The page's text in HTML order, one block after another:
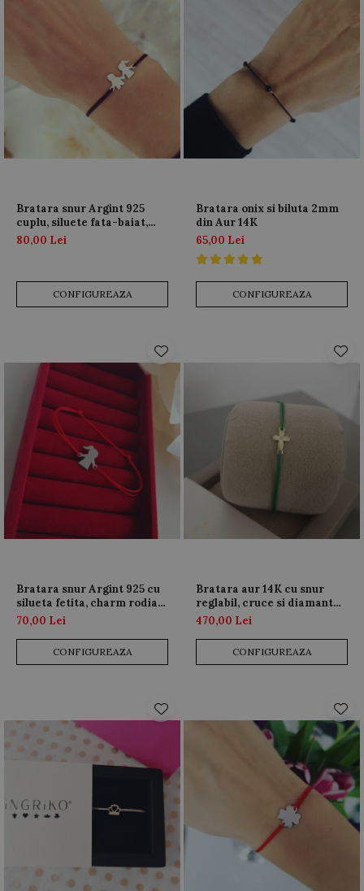
Bratara snur Argint 925
cuplu, siluete fata-baiat,
personalizabila
80,00 Lei
CONFIGUREAZA
Bratara onix si biluta 2mm
din Aur 14K
65,00 Lei
CONFIGUREAZA
Bratara snur Argint 925 cu
silueta fetita, charm rodiat,
personalizabila
70,00 Lei
CONFIGUREAZA
Bratara aur 14K cu snur
reglabil, cruce si diamant
natural
470,00 Lei
CONFIGUREAZA